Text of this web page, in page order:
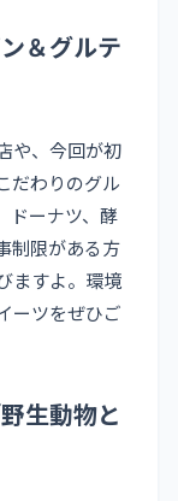
＆グルテ
や、今回が初
だわりのグル
ドーナツ、酵
制限がある方
ますよ。環境
ーツをぜひご
生動物と